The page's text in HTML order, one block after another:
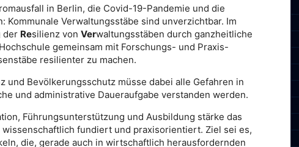
in Berlin, die Covid-19-Pandemie und die
Kommunale Verwaltungsstäbe sind unverzichtbar. Im
der Resilienz von Verwaltungsstäben durch ganzheitliche
gemeinsam mit Forschungs- und Praxis-
resilienter zu machen.
und Bevölkerungsschutz müsse dabei alle Gefahren in
und administrative Daueraufgabe verstanden werden.
Führungsunterstützung und Ausbildung stärke das
fundiert und praxisorientiert. Ziel sei es,
die, gerade auch in wirtschaftlich herausfordernden